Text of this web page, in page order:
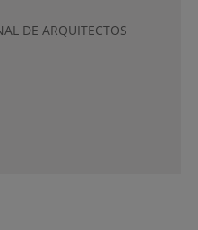
DE ARQUITECTOS